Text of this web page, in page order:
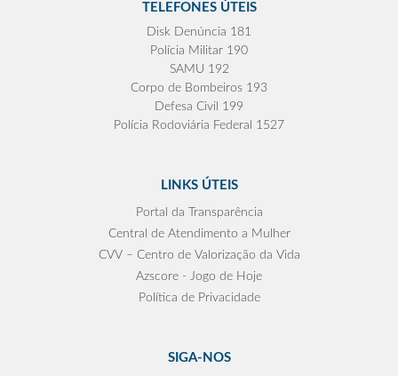
TELEFONES ÚTEIS
Disk Denúncia 181
Polícia Militar 190
SAMU 192
Corpo de Bombeiros 193
Defesa Civil 199
Polícia Rodoviária Federal 1527
LINKS ÚTEIS
Portal da Transparência
Central de Atendimento a Mulher
CVV – Centro de Valorização da Vida
Azscore - Jogo de Hoje
Política de Privacidade
SIGA-NOS